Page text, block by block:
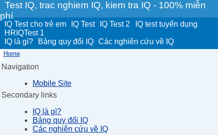
Test IQ, trac nghiem IQ, kiem tra IQ - 100% miễn
phí
IQ Test cho trẻ em IQ Test IQ Test 2
IQ test tuyển dụng
HRIQTest 1
IQ là gì?
Bảng quy đổi IQ Các nghiên cứu về IQ
Home
Navigation
Mobile Site
Secondary links
IQ là gì?
Bảng quy đổi IQ
Các nghiên cứu về IQ